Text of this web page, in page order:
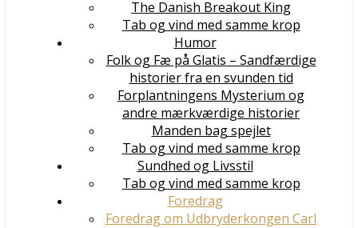
The Danish Breakout King
Tab og vind med samme krop
Humor
Folk og Fæ på Glatis – Sandfærdige
historier fra en svunden tid
Forplantningens Mysterium og
andre mærkværdige historier
Manden bag spejlet
Tab og vind med samme krop
Sundhed og Livsstil
Tab og vind med samme krop
Foredrag
Foredrag om Udbryderkongen Carl